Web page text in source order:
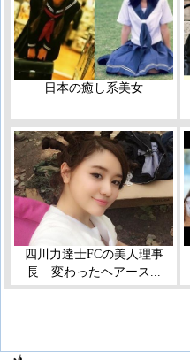
日本の癒し系美女
四川力達士FCの美人理事
長 変わったヘアース...